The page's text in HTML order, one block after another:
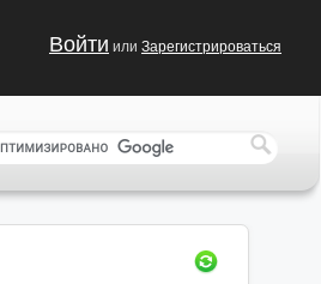
Войти или Зарегистрироваться